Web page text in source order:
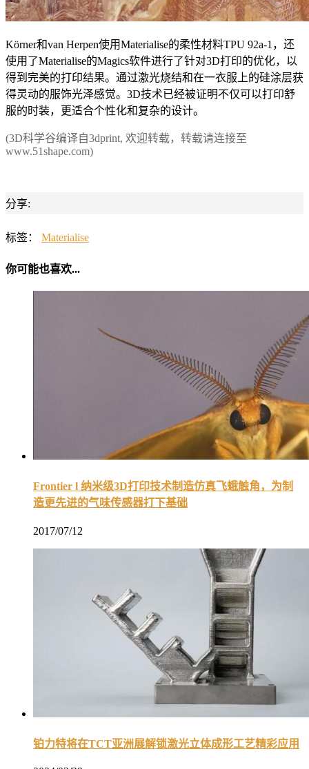
Körner和van Herpen使用Materialise的柔性材料TPU 92a-1，还
使用了Materialise的Magics软件进行了针对3D打印的优化，以
得到完美的打印结果。通过激光烧结和在一衣服上的硅涂层获
得灵动的服饰光泽感觉。3D技术已经被证明不仅可以打印舒
服的时装，更适合个性化和复杂的设计。
(3D科学谷编译自3dprint, 欢迎转载，转载请连接至
www.51shape.com)
分享:
标签： Materialise
你可能也喜欢...
Frontier l 纳米级3D打印技术制造仿真飞蛾触角，为制
造更先进的气味传感器打下基础
2017/07/12
铂力特将在TCT亚洲展解锁激光立体成形工艺精彩应用